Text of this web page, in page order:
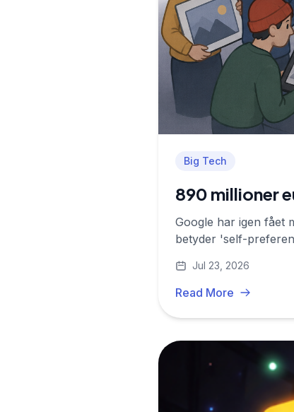
Big Tech
890 millioner
Google har igen fået
betyder 'self-
Jul 23, 2026
Read More